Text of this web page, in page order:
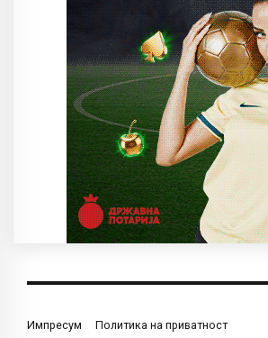
Импресум
Политика на приватност